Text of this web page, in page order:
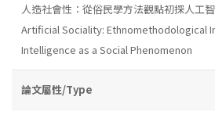
人造社會性：從俗民學方法觀點初探人工
Artificial Sociality: Ethnomethodological
Intelligence as a Social Phenomenon
論文屬性/Type